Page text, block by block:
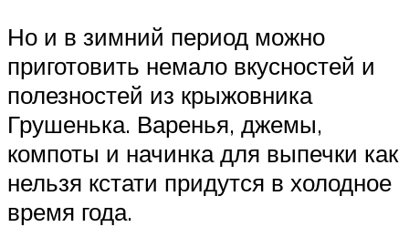
Но и в зимний период можно
приготовить немало вкусностей и
полезностей из крыжовника
Грушенька. Варенья, джемы,
компоты и начинка для выпечки как
нельзя кстати придутся в холодное
время года.